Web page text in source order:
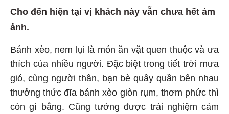
Cho đến hiện tại vị khách này vẫn chưa hết ám
ảnh.
Bánh xèo, nem lụi là món ăn vặt quen thuộc và ưa
thích của nhiều người. Đặc biệt trong tiết trời mưa
gió, cùng người thân, bạn bè quây quần bên nhau
thưởng thức đĩa bánh xèo giòn rụm, thơm phức thì
còn gì bằng. Cũng tưởng được trải nghiệm cảm